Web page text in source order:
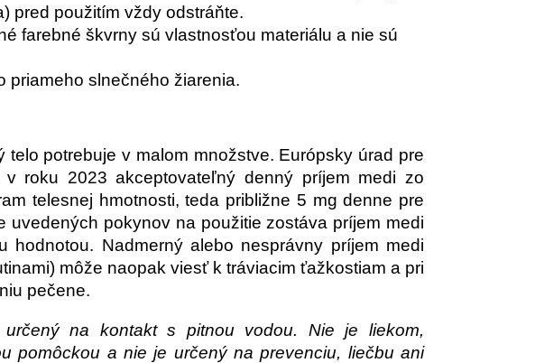
pred použitím vždy odstráňte.
farebné škvrny sú vlastnosťou materiálu a nie sú
priameho slnečného žiarenia.
potrebuje v malom množstve. Európsky úrad pre
roku 2023 akceptovateľný denný príjem medi zo
telesnej hmotnosti, teda približne 5 mg denne pre
uvedených pokynov na použitie zostáva príjem medi
hodnotou. Nadmerný alebo nesprávny príjem medi
môže naopak viesť k tráviacim ťažkostiam a pri
pečene.
na kontakt s pitnou vodou. Nie je liekom,
pomôckou a nie je určený na prevenciu, liečbu ani